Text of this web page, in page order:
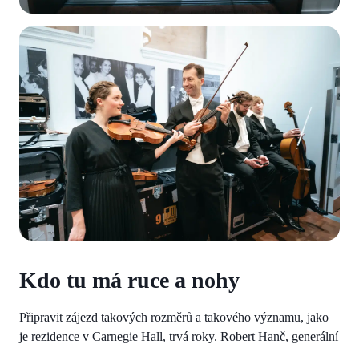
Kdo tu má ruce a nohy
Připravit zájezd takových rozměrů a takového významu, jako
je rezidence v Carnegie Hall, trvá roky. Robert Hanč, generální